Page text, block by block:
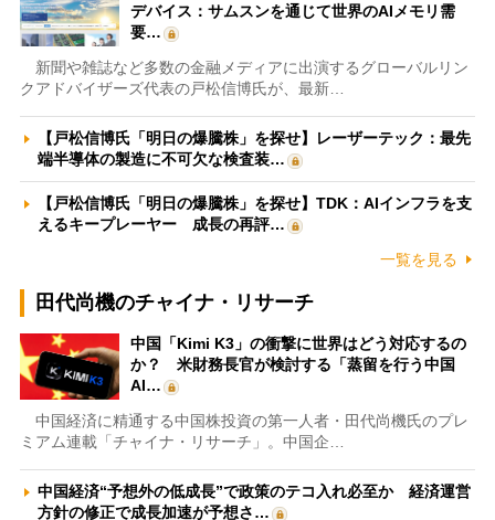
デバイス：サムスンを通じて世界のAIメモリ需
要…
新聞や雑誌など多数の金融メディアに出演するグローバルリン
クアドバイザーズ代表の戸松信博氏が、最新…
【戸松信博氏「明日の爆騰株」を探せ】レーザーテック：最先
端半導体の製造に不可欠な検査装…
【戸松信博氏「明日の爆騰株」を探せ】TDK：AIインフラを支
えるキープレーヤー 成長の再評…
一覧を見る
田代尚機のチャイナ・リサーチ
中国「Kimi K3」の衝撃に世界はどう対応するの
か？ 米財務長官が検討する「蒸留を行う中国
AI…
中国経済に精通する中国株投資の第一人者・田代尚機氏のプレ
ミアム連載「チャイナ・リサーチ」。中国企…
中国経済“予想外の低成長”で政策のテコ入れ必至か 経済運営
方針の修正で成長加速が予想さ…